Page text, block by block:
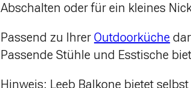
Abschalten oder für ein kleines
Passend zu IhrerOutdoorküche
Passende Stühle und Esstische
Hinweis: Leeb Balkone bietet